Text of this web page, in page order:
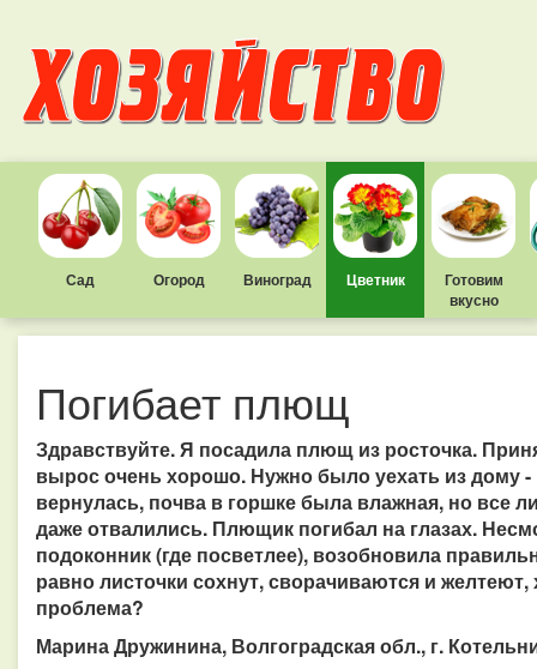
Сад Огород Виноград Цветник
Готовим
вкусно
Погибает плющ
Здравствуйте. Я посадила плющ из росточка.
вырос очень хорошо. Нужно было уехать из дому
вернулась, почва в горшке была влажная, но все
даже отвалились. Плющик погибал на глазах.
подоконник (где посветлее), возобновила
равно листочки сохнут, сворачиваются и
проблема?
Марина Дружинина, Волгоградская обл., г.